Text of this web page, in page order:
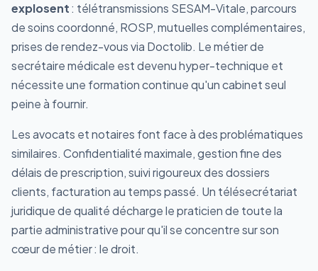
explosent: télétransmissions SESAM-Vitale, parcours
de soins coordonné, ROSP, mutuelles complémentaires,
prises de rendez-vous via Doctolib. Le métier de
secrétaire médicale est devenu hyper-technique et
nécessite une formation continue qu'un cabinet seul
peine à fournir.
Les avocats et notaires font face à des problématiques
similaires. Confidentialité maximale, gestion fine des
délais de prescription, suivi rigoureux des dossiers
clients, facturation au temps passé. Un télésecrétariat
juridique de qualité décharge le praticien de toute la
partie administrative pour qu'il se concentre sur son
cœur de métier : le droit.